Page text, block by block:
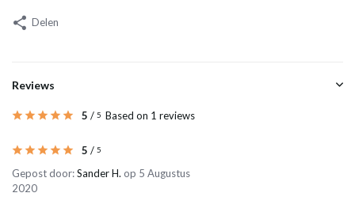
Delen
Reviews
5 / 5 Based on 1 reviews
5 / 5
Gepost door:Sander H. op 5 Augustus
2020